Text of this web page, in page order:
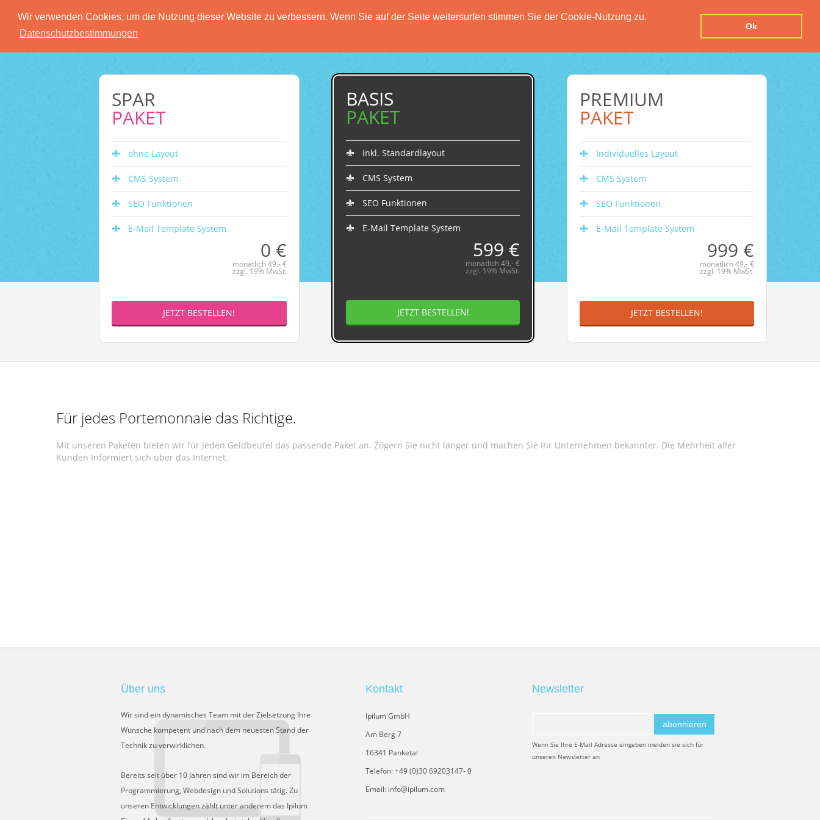
Wir verwenden Cookies, um die Nutzung dieser Website zu verbessern. Wenn Sie auf der Seite weitersurfen stimmen Sie der Cookie-Nutzung zu.
Datenschutzbestimmungen
Ok
HOME FUNKTIONEN PREISE DATENSCHUTZERKLÄRUNG IMPRESSUM KONTAKT
SPAR
PAKET
ohne Layout
CMS System
SEO Funktionen
E-Mail Template System
0 €
monatlich 49,- €
zzgl. 19% MwSt.
JETZT BESTELLEN!
BASIS
PAKET
inkl. Standardlayout
CMS System
SEO Funktionen
E-Mail Template System
599 €
monatlich 49,- €
zzgl. 19% MwSt.
JETZT BESTELLEN!
PREMIUM
PAKET
Individuelles Layout
CMS System
SEO Funktionen
E-Mail Template System
999 €
monatlich 49,- €
zzgl. 19% MwSt.
JETZT BESTELLEN!
Für jedes Portemonnaie das Richtige.
Mit unseren Paketen bieten wir für jeden Geldbeutel das passende Paket an. Zögern Sie nicht länger und machen Sie Ihr Unternehmen bekannter. Die Mehrheit aller
Kunden Informiert sich über das Internet.
Über uns
Wir sind ein dynamisches Team mit der Zielsetzung Ihre
Wünsche kompetent und nach dem neuesten Stand der
Technik zu verwirklichen.
Bereits seit über 10 Jahren sind wir im Bereich der
Programmierung, Webdesign und Solutions tätig. Zu
unseren Entwicklungen zählt unter anderem das Ipilum
Kontakt
Ipilum GmbH
Am Berg 7
16341 Panketal
Telefon: +49 (0)30 69203147- 0
Email: info@ipilum.com
Newsletter
abonnieren
Wenn Sie Ihre E-Mail Adresse eingeben melden sie sich für
unseren Newsletter an